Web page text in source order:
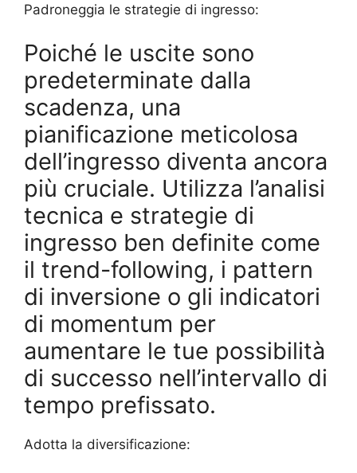
Padroneggia le strategie di ingresso:
Poiché le uscite sono
predeterminate dalla
scadenza, una
pianificazione meticolosa
dell’ingresso diventa ancora
più cruciale. Utilizza l’analisi
tecnica e strategie di
ingresso ben definite come
il trend-following, i pattern
di inversione o gli indicatori
di momentum per
aumentare le tue possibilità
di successo nell’intervallo di
tempo prefissato.
Adotta la diversificazione: